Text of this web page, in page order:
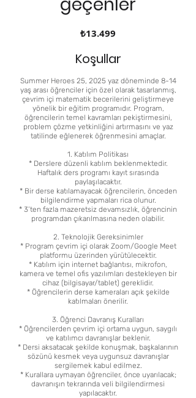
Türk
₺13.499
Koşullar
Summer Heroes 25, 2025 yaz döneminde 8-14
yaş arası öğrenciler için özel olarak tasarlanmış,
çevrim içi matematik becerilerini geliştirmeye
yönelik bir eğitim programıdır. Program,
öğrencilerin temel kavramları pekiştirmesini,
problem çözme yetkinliğini artırmasını ve yaz
tatilinde eğlenerek öğrenmesini amaçlar.
1. Katılım Politikası
* Derslere düzenli katılım beklenmektedir.
Haftalık ders programı kayıt sırasında
paylaşılacaktır.
* Bir derse katılamayacak öğrencilerin, önceden
bilgilendirme yapmaları rica olunur.
* 3’ten fazla mazeretsiz devamsızlık, öğrencinin
programdan çıkarılmasına neden olabilir.
2. Teknolojik Gereksinimler
* Program çevrim içi olarak Zoom/Google Meet
platformu üzerinden yürütülecektir.
* Katılım için internet bağlantısı, mikrofon,
kamera ve temel ofis yazılımları destekleyen bir
cihaz (bilgisayar/tablet) gereklidir.
* Öğrencilerin derse kameraları açık şekilde
katılmaları önerilir.
3. Öğrenci Davranış Kuralları
* Öğrencilerden çevrim içi ortama uygun, saygılı
ve katılımcı davranışlar beklenir.
* Dersi aksatacak şekilde konuşmak, başkalarının
sözünü kesmek veya uygunsuz davranışlar
sergilemek kabul edilmez.
* Kurallara uymayan öğrenciler, önce uyarılacak;
davranışın tekrarında veli bilgilendirmesi
yapılacaktır.